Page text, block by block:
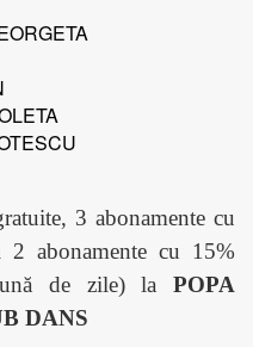
3 abonamente cu
2 abonamente cu 15%
de zile) la POPA
DANS